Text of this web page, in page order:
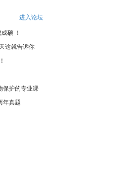
进入论坛
硕 ！
这就告诉你
保护的专业课
年真题